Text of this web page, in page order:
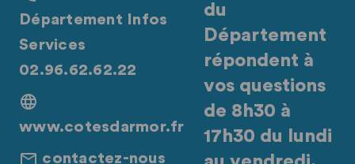
Département Infos
Services
02.96.62.62.22
www.cotesdarmor.fr
contactez-nous
du
Département
répondent à
vos questions
de 8h30 à
17h30 du lundi